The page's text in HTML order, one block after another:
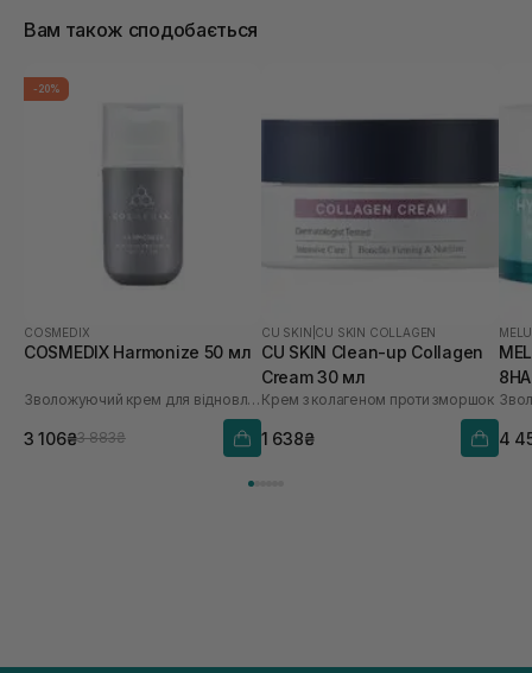
Вам також сподобається
-20%
COSMEDIX
COSMEDIX Harmonize 50 мл
Зволожуючий крем для відновлення мікробіома
3 106₴3 883₴
CU SKIN CU SKIN COLLAGEN
CU SKIN Clean-up Collagen
Cream 30 мл
Крем з колагеном проти зморшок
1 638₴ 4